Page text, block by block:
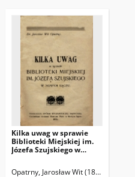
Kilka uwag w sprawie
Biblioteki Miejskiej im.
Józefa Szujskiego w
Opatrny, Jarosław Wit (1882-1977)